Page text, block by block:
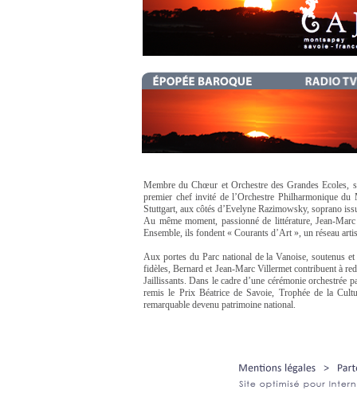
Membre du Chœur et Orchestre des Grandes Ecoles,
premier chef invité de l’Orchestre Philharmonique
Stuttgart, aux côtés d’Evelyne Razimowsky, soprano
Au même moment, passionné de littérature, Jean-
Ensemble, ils fondent « Courants d’Art », un réseau
Aux portes du Parc national de la Vanoise, soutenus
fidèles, Bernard et Jean-Marc Villermet contribuent à
Jaillissants. Dans le cadre d’une cérémonie orchestrée
remis le Prix Béatrice de Savoie, Trophée de la
remarquable devenu patrimoine national.